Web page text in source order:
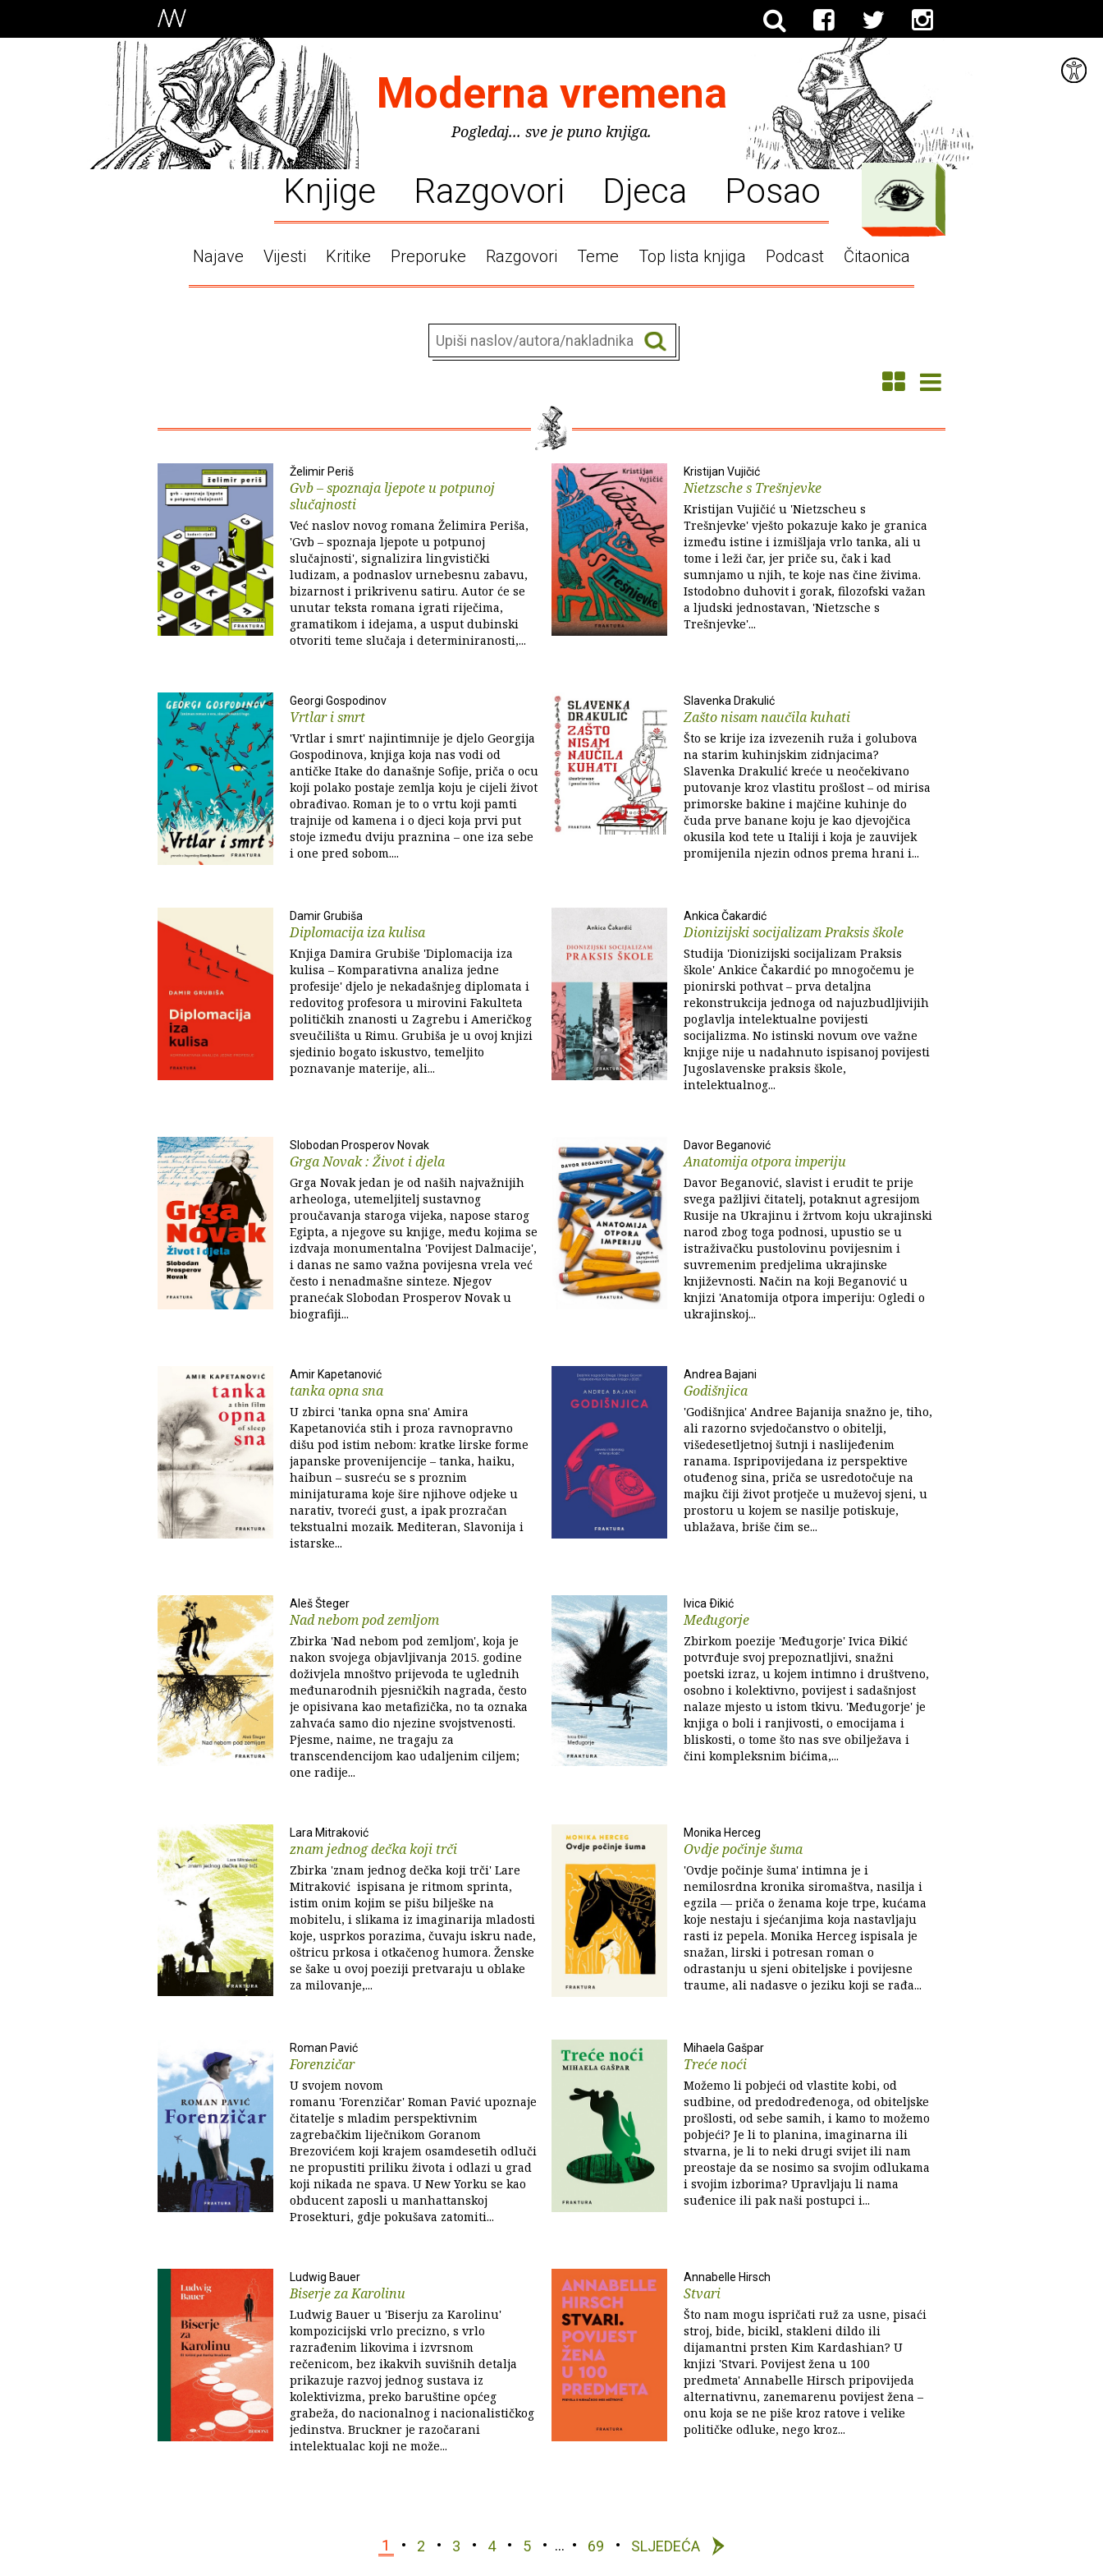
Moderna vremena
Pogledaj... sve je puno knjiga.
Knjige Razgovori Djeca Posao
Najave Vijesti Kritike Preporuke Razgovori Teme Top lista knjiga Podcast Čitaonica
Želimir Periš
Gvb – spoznaja ljepote u potpunoj
slučajnosti
Već naslov novog romana Želimira Periša,
'Gvb – spoznaja ljepote u potpunoj
slučajnosti', signalizira lingvistički
ludizam, a podnaslov urnebesnu za­bavu,
bizarnost i prikrivenu satiru. Autor će se
unutar teksta romana igrati riječima,
gramatikom i idejama, a usput dubinski
otvoriti teme slučaja i determinira­nosti,...
Kristijan Vujičić
Nietzsche s Trešnjevke
Kristijan Vujičić u 'Nietzscheu s
Trešnjevke' vješto pokazuje kako je granica
između istine i izmišljaja vrlo tanka, ali u
tome i leži čar, jer priče su, čak i kad
sumnjamo u njih, te koje nas čine živima.
Istodobno duhovit i gorak, filozofski važan
a ljudski jednostavan, 'Nietzsche s
Trešnjevke'...
Georgi Gospodinov
Vrtlar i smrt
'Vrtlar i smrt' najintimnije je djelo Georgija
Gospodinova, knjiga koja nas vodi od
antičke Itake do današnje Sofije, priča o ocu
koji polako postaje zemlja koju je cijeli život
obrađivao. Roman je to o vrtu koji pamti
trajnije od kamena i o djeci koja prvi put
stoje između dviju praznina – one iza sebe
i one pred sobom....
Slavenka Drakulić
Zašto nisam naučila kuhati
Što se krije iza izvezenih ruža i golubova
na starim kuhinjskim zidnjacima?
Slavenka Drakulić kreće u neočekivano
putovanje kroz vlastitu prošlost – od mirisa
primorske bakine i majčine kuhinje do
čuda prve banane koju je kao djevojčica
okusila kod tete u Italiji i koja je zauvijek
promijenila njezin odnos prema hrani i...
Damir Grubiša
Diplomacija iza kulisa
Knjiga Damira Grubiše 'Diplomacija iza
kulisa – Komparativna analiza jedne
profesije' djelo je nekadašnjeg diplomata i
redovitog profesora u mirovini Fakulteta
političkih znanosti u Zagrebu i Američkog
sveučilišta u Rimu. Grubiša je u ovoj knjizi
sjedinio bogato iskustvo, temeljito
poznavanje materije, ali...
Ankica Čakardić
Dionizijski socijalizam Praksis škole
Studija 'Dionizijski socijalizam Praksis
škole' Ankice Čakardić po mnogočemu je
pionirski pothvat – prva detaljna
rekonstrukcija jednoga od najuzbudljivijih
poglavlja intelektualne povijesti
socijalizma. No istinski novum ove važne
knjige nije u nadahnuto ispisanoj povijesti
Jugoslavenske praksis škole,
intelektualnog...
Slobodan Prosperov Novak
Grga Novak : Život i djela
Grga Novak jedan je od naših najvažnijih
arheologa, utemeljitelj sustavnog
proučavanja staroga vijeka, napose starog
Egipta, a njegove su knjige, među kojima se
izdvaja monumentalna 'Povijest Dalmacije',
i danas ne samo važna povijesna vrela već
često i nenadmašne sinteze. Njegov
pranećak Slobodan Prosperov Novak u
biografiji...
Davor Beganović
Anatomija otpora imperiju
Davor Beganović, slavist i erudit te prije
svega pažljivi čitatelj, potaknut agresijom
Rusije na Ukrajinu i žrtvom koju ukrajinski
narod zbog toga podnosi, upustio se u
istraživačku pustolovinu povijesnim i
suvremenim predjelima ukrajinske
književnosti. Način na koji Beganović u
knjizi 'Anatomija otpora imperiju: Ogledi o
ukrajinskoj...
Amir Kapetanović
tanka opna sna
U zbirci 'tanka opna sna' Amira
Kapetanovića stih i proza rav­nopravno
dišu pod istim nebom: kratke lirske forme
japanske provenijencije – tanka, haiku,
haibun – susreću se s proznim
minijaturama koje šire njihove odjeke u
narativ, tvoreći gust, a ipak prozračan
tekstualni mozaik. Mediteran, Slavonija i
istarske...
Andrea Bajani
Godišnjica
'Godišnjica' Andree Bajanija snažno je, tiho,
ali razorno svjedočanstvo o obitelji,
višedesetljetnoj šutnji i naslijeđenim
ranama. Ispripovijedana iz perspektive
otuđenog sina, priča se usredotočuje na
majku čiji život protječe u muževoj sjeni, u
prostoru u kojem se nasilje potiskuje,
ublažava, briše čim se...
Aleš Šteger
Nad nebom pod zemljom
Zbirka 'Nad nebom pod zemljom', koja je
nakon svojega objavljivanja 2015. godine
doživjela mnoštvo prijevoda te uglednih
među­na­rodnih pjesničkih nagrada, često
je opisivana kao metafizička, no ta oznaka
zahvaća samo dio njezine svojstvenosti.
Pjesme, naime, ne tragaju za
transcendencijom kao udaljenim ciljem;
one radije...
Ivica Ðikić
Međugorje
Zbirkom poezije 'Međugorje' Ivica Đikić
potvrđuje svoj prepoznatljivi, snažni
poetski izraz, u kojem intimno i društveno,
osobno i kolektivno, povijest i sadašnjost
nalaze mjesto u istom tkivu. 'Međugorje' je
knjiga o boli i ranjivosti, o emocijama i
bliskosti, o tome što nas sve obilježava i
čini kompleksnim bićima,...
Lara Mitraković
znam jednog dečka koji trči
Zbirka 'znam jednog dečka koji trči' Lare
Mitraković ispisana je ritmom sprinta,
istim onim kojim se pišu bilješke na
mobitelu, i slikama iz imaginarija mladosti
koje, usprkos porazima, čuvaju iskru nade,
oštricu prkosa i otkačenog humora. Ženske
se šake u ovoj poeziji pretvaraju u oblake
za milovanje,...
Monika Herceg
Ovdje počinje šuma
'Ovdje počinje šuma' intimna je i
nemilosrdna kronika siromaštva, nasilja i
egzila — priča o ženama koje trpe, kućama
koje nestaju i sjećanjima koja nastavljaju
rasti iz pepela. Monika Herceg ispisala je
snažan, lirski i potresan roman o
odrastanju u sjeni obiteljske i povijesne
traume, ali nadasve o jeziku koji se rađa...
Roman Pavić
Forenzičar
U svojem novom
romanu 'Forenzičar' Roman Pavić upoznaje
čitatelje s mladim perspektivnim
zagrebačkim liječnikom Goranom
Brezovićem koji krajem osamdesetih odluči
ne propustiti priliku života i odlazi u grad
koji nikada ne spava. U New Yorku se kao
obducent zaposli u manhattanskoj
Prosekturi, gdje pokušava zatomiti...
Mihaela Gašpar
Treće noći
Možemo li pobjeći od vlastite kobi, od
sudbine, od predodređenoga, od obiteljske
prošlosti, od sebe samih, i kamo to možemo
pobjeći? Je li to planina, imaginarna ili
stvarna, je li to neki drugi svijet ili nam
preostaje da se nosimo sa svojim odlukama
i svojim izborima? Upravljaju li nama
suđenice ili pak naši postupci i...
Ludwig Bauer
Biserje za Karolinu
Ludwig Bauer u 'Biserju za Karolinu'
kompozicijski vrlo precizno, s vrlo
razrađenim likovima i izvrsnom
rečenicom, bez ikakvih suvišnih detalja
prikazuje razvoj jednog sustava iz
kolektivizma, preko baruštine općeg
grabeža, do nacionalnog i nacionalističkog
jedinstva. Bruckner je razočarani
intelektualac koji ne može...
Annabelle Hirsch
Stvari
Što nam mogu ispričati ruž za usne, pisaći
stroj, bide, bicikl, stakleni dildo ili
dijamantni prsten Kim Kardashian? U
knjizi 'Stvari. Povijest žena u 100
predmeta' Annabelle Hirsch pripovijeda
alternativnu, zanemarenu povijest žena –
onu koja se ne piše kroz ratove i velike
političke odluke, nego kroz...
1 2 3 4 5 … 69 SLJEDEĆA